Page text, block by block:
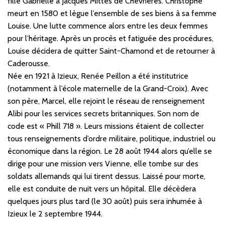
meurt en 1580 et lègue l’ensemble de ses biens à sa femme
Louise. Une lutte commence alors entre les deux femmes
pour l’héritage. Après un procès et fatiguée des procédures,
Louise décidera de quitter Saint-Chamond et de retourner à
Caderousse.
Née en 1921 à Izieux, Renée Peillon a été institutrice
(notamment à l’école maternelle de la Grand-Croix). Avec
son père, Marcel, elle rejoint le réseau de renseignement
Alibi pour les services secrets britanniques. Son nom de
code est « Phill 718 ». Leurs missions étaient de collecter
tous renseignements d’ordre militaire, politique, industriel ou
économique dans la région. Le 28 août 1944 alors qu’elle se
dirige pour une mission vers Vienne, elle tombe sur des
soldats allemands qui lui tirent dessus. Laissé pour morte,
elle est conduite de nuit vers un hôpital. Elle décèdera
quelques jours plus tard (le 30 août) puis sera inhumée à
Izieux le 2 septembre 1944.